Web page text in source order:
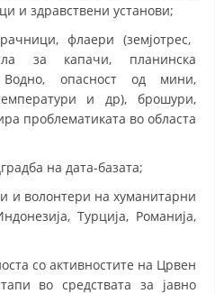
и здравствени установи;
флаери (земјотрес,
за капачи, планинска
Водно, опасност од мини,
и др), брошури,
проблематиката во областа
на дата-базата;
и волонтери на хуманитарни
Турција, Романија,
со активностите на Црвен
во средствата за јавно